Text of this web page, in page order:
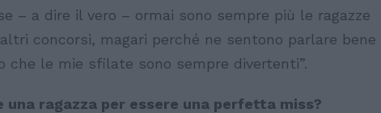
– a dire il vero – ormai sono sempre più le ragazze
concorsi, magari perché ne sentono parlare bene
che le mie sfilate sono sempre divertenti”.
una ragazza per essere una perfetta miss?